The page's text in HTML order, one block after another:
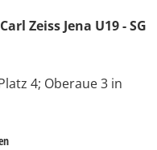
Zeiss Jena U19 - SG
4; Oberaue 3 in